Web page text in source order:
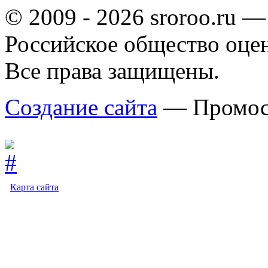
© 2009 - 2026 sroroo.ru —
Российское общество
Все права защищены.
Создание сайта —
Карта сайта